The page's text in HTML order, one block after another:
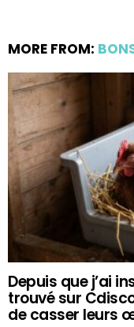
MORE FROM:
Depuis que j’ai
trouvé sur
de casser leurs